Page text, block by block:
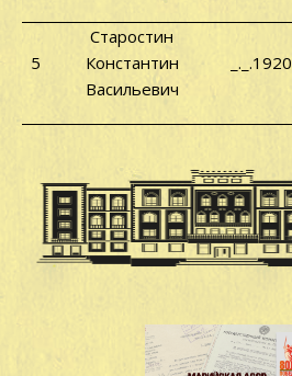
5
Старостин
Константин
Васильевич
_._.1920